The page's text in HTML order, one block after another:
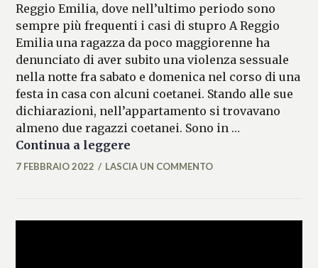
Reggio Emilia, dove nell’ultimo periodo sono
sempre più frequenti i casi di stupro A Reggio
Emilia una ragazza da poco maggiorenne ha
denunciato di aver subito una violenza sessuale
nella notte fra sabato e domenica nel corso di una
festa in casa con alcuni coetanei. Stando alle sue
dichiarazioni, nell’appartamento si trovavano
almeno due ragazzi coetanei. Sono in …
Continua a leggere
MARIANNA
7 FEBBRAIO 2022 LASCIA UN COMMENTO